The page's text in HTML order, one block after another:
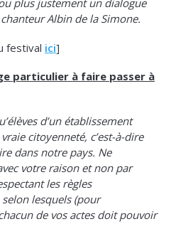
Albin de la Simone.
festival ici]
particulier à faire passer à
d’un établissement
citoyenneté, c’est-à-dire
dans notre pays. Ne
votre raison et non par
les règles
lesquels (pour
de vos actes doit pouvoir